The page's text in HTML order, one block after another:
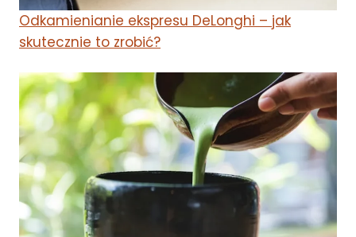
Odkamienianie ekspresu DeLonghi – jak
skutecznie to zrobić?